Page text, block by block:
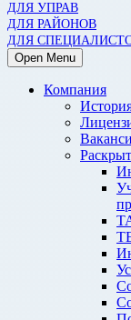
ДЛЯ УПРАВ
ДЛЯ РАЙОНОВ
ДЛЯ
Open Menu
Компания